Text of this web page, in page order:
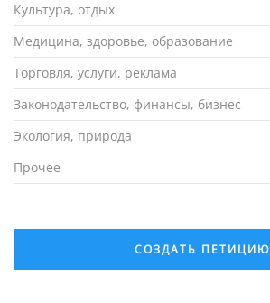
Культура, отдых
Медицина, здоровье, образование
Торговля, услуги, реклама
Законодательство, финансы, бизнес
Экология, природа
Прочее
СОЗДАТЬ ПЕТИЦИЮ